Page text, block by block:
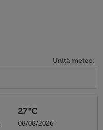
Unità meteo:
27°C
08/08/2026